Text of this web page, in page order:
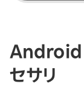
Android
セサリ